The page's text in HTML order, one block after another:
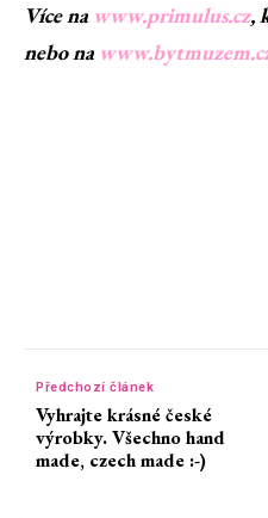
Více na www.primulus.cz,
nebo na
Předchozí článek
Vyhrajte krásné české
výrobky. Všechno hand
made, czech made :-)